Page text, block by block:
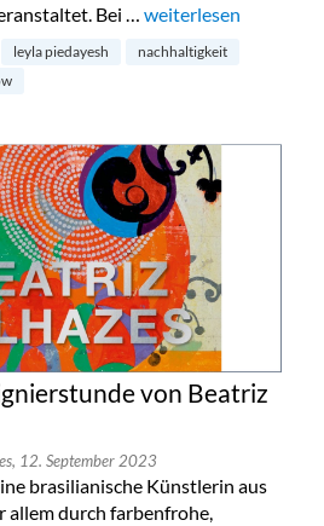
Bei … „lala Berlin begibt
weiterlesen
leyla piedayesh
nachhaltigkeit
von Beatriz
12. September 2023
brasilianische Künstlerin aus
allem durch farbenfrohe,